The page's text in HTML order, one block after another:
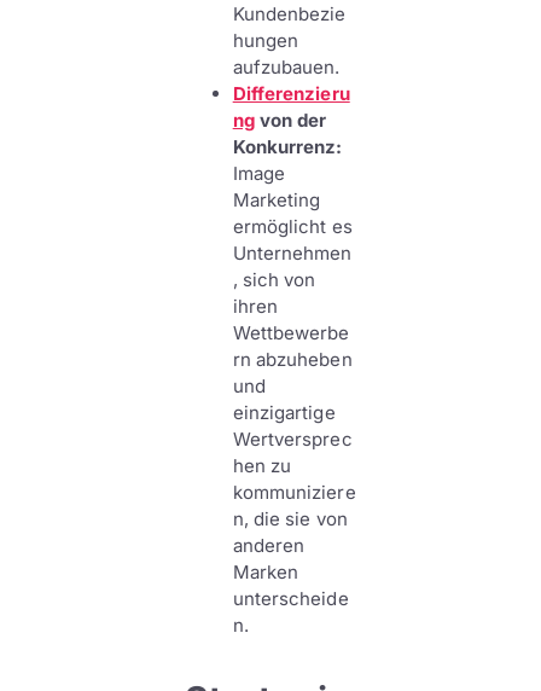
Kundenbezie
hungen
aufzubauen.
Differenzieru
ngvon der
Konkurrenz:
Image
Marketing
ermöglicht es
Unternehmen
, sich von
ihren
Wettbewerbe
rn abzuheben
und
einzigartige
Wertversprec
hen zu
kommuniziere
n, die sie von
anderen
Marken
unterscheide
n.